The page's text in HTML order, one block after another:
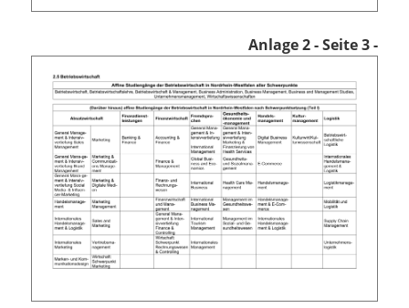
Anlage 2- Seite 3 -